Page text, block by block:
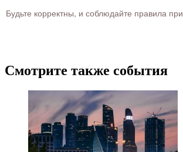
Будьте корректны, и соблюдайте правила
Смотрите также события